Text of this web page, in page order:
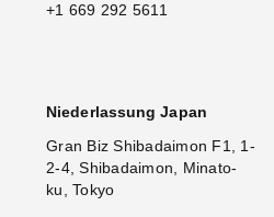
+1 669 292 5611
Niederlassung Japan
Gran Biz Shibadaimon F1, 1-
2-4, Shibadaimon, Minato-
ku, Tokyo